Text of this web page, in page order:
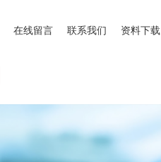
在线留言 联系我们 资料下载